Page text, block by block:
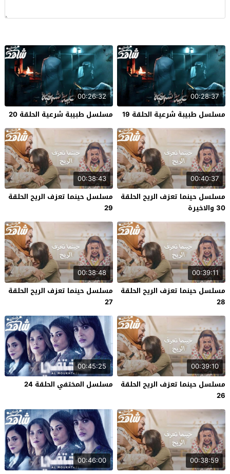
00:28:37
مسلسل طبيبة شرعية الحلقة 19
00:26:32
مسلسل طبيبة شرعية الحلقة 20
00:40:37
مسلسل حينما تعزف الريح الحلقة
30 والاخيرة
00:38:43
مسلسل حينما تعزف الريح الحلقة
29
00:39:11
مسلسل حينما تعزف الريح الحلقة
28
00:38:48
مسلسل حينما تعزف الريح الحلقة
27
00:39:10
مسلسل حينما تعزف الريح الحلقة
26
00:45:25
مسلسل المختفي الحلقة 24
00:38:59
00:46:00